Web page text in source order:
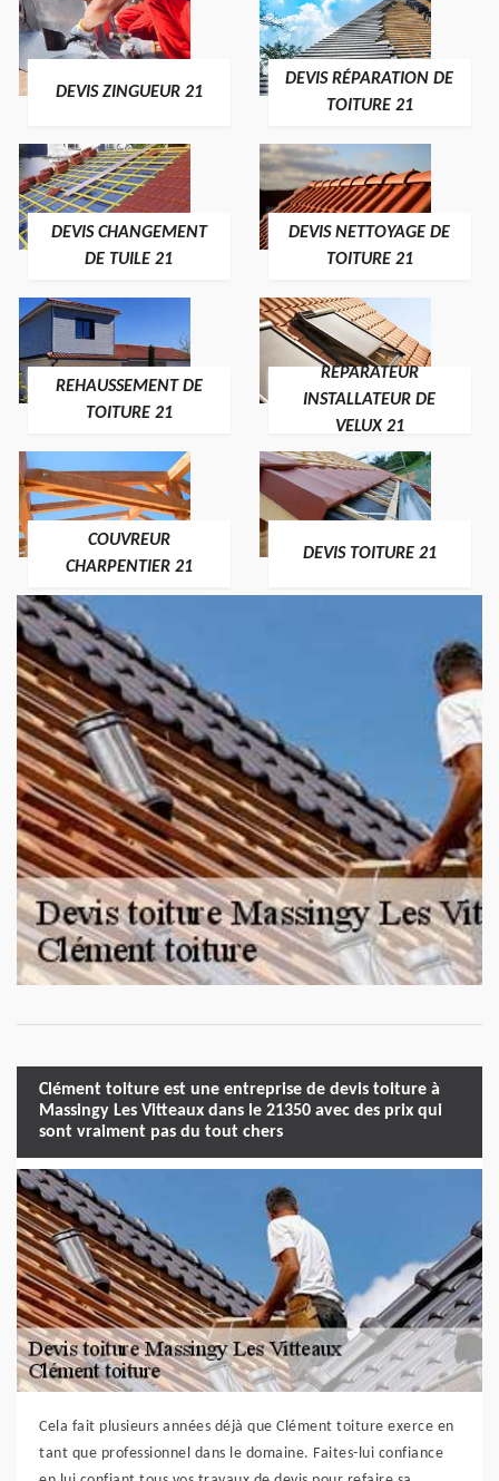
DEVIS ZINGUEUR 21
DEVIS RÉPARATION DE
TOITURE 21
DEVIS CHANGEMENT
DE TUILE 21
DEVIS NETTOYAGE DE
TOITURE 21
REHAUSSEMENT DE
TOITURE 21
RÉPARATEUR
INSTALLATEUR DE
VELUX 21
COUVREUR
CHARPENTIER 21
DEVIS TOITURE 21
Clément toiture est une entreprise de devis toiture à
Massingy Les Vitteaux dans le 21350 avec des prix qui
sont vraiment pas du tout chers
Cela fait plusieurs années déjà que Clément toiture exerce en
tant que professionnel dans le domaine. Faites-lui confiance